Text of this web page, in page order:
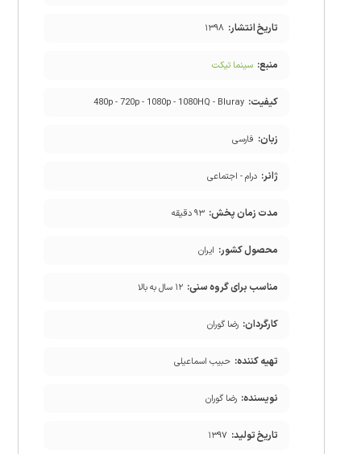
تاریخ انتشار: ۱۳۹۸
منبع: سینما تیکت
کیفیت: 480p - 720p - 1080p - 1080HQ - Bluray
زبان: فارسی
ژانر: درام - اجتماعی
مدت زمان پخش: ۹۳ دقیقه
محصول کشور: ایران
مناسب برای گروه سنی: ۱۲ سال به بالا
کارگردان: رضا گوران
تهیه کننده: حبیب اسماعیلی
نویسنده: رضا گوران
تاریخ تولید: ۱۳۹۷